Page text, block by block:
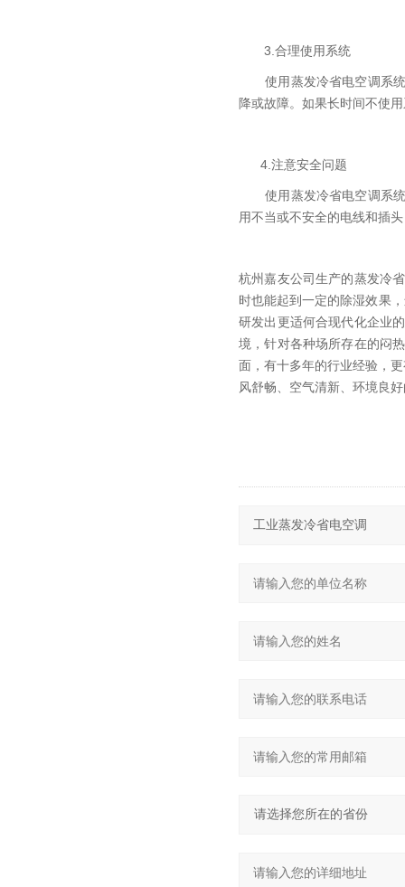
3.合理使用系统
使用蒸发冷省电空调系统
降或故障。如果长时间不使
4.注意安全问题
使用蒸发冷省电空调系统
用不当或不安全的电线和插
杭州嘉友公司生产的蒸发冷
时也能起到一定的除湿效果
研发出更适何合现代化企业
境，针对各种场所存在的闷
面，有十多年的行业经验，
风舒畅、空气清新、环境良